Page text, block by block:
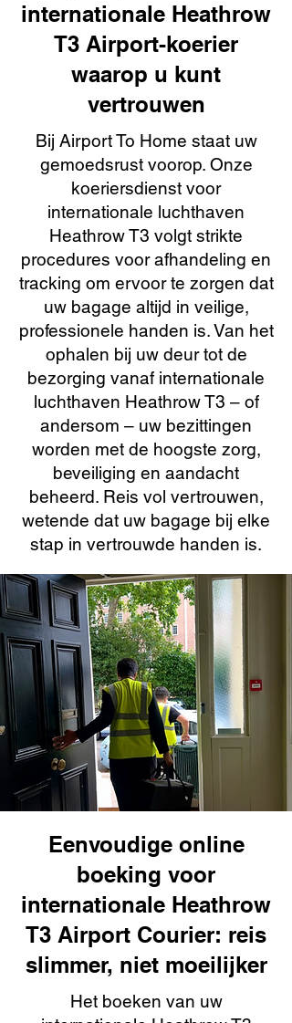
internationale Heathrow
T3 Airport-koerier
waarop u kunt
vertrouwen
Bij Airport To Home staat uw
gemoedsrust voorop. Onze
koeriersdienst voor
internationale luchthaven
Heathrow T3 volgt strikte
procedures voor afhandeling en
tracking om ervoor te zorgen dat
uw bagage altijd in veilige,
professionele handen is. Van het
ophalen bij uw deur tot de
bezorging vanaf internationale
luchthaven Heathrow T3 – of
andersom – uw bezittingen
worden met de hoogste zorg,
beveiliging en aandacht
beheerd. Reis vol vertrouwen,
wetende dat uw bagage bij elke
stap in vertrouwde handen is.
Eenvoudige online
boeking voor
internationale Heathrow
T3 Airport Courier: reis
slimmer, niet moeilijker
Het boeken van uw